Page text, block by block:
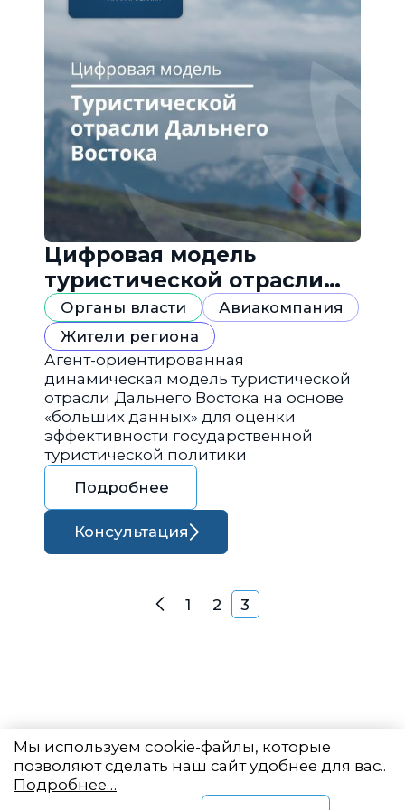
Цифровая модель
туристической отрасли
Дальнего Востока
Органы власти
Авиакомпания
Жители региона
Агент-ориентированная
динамическая модель туристической
отрасли Дальнего Востока на основе
«больших данных» для оценки
эффективности государственной
туристической политики
Подробнее
Консультация
Навигация по
Назад
1 2 3
Мы используем cookie-файлы, которые
позволяют сделать наш сайт удобнее для вас..
Подробнее…